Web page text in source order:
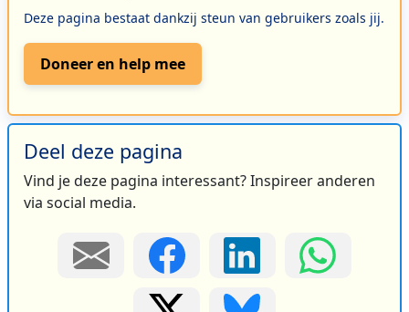
Deze pagina bestaat dankzij steun van gebruikers zoals jij.
Doneer en help mee
Deel deze pagina
Vind je deze pagina interessant? Inspireer anderen
via social media.